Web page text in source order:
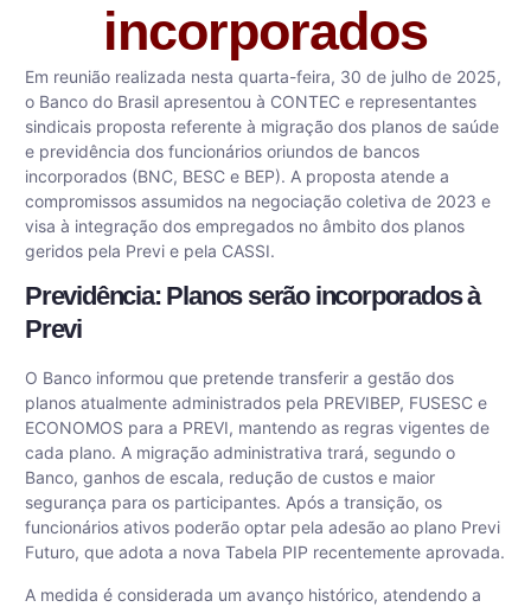
incorporados
Em reunião realizada nesta quarta-feira, 30 de julho de 2025,
o Banco do Brasil apresentou à CONTEC e representantes
sindicais proposta referente à migração dos planos de saúde
e previdência dos funcionários oriundos de bancos
incorporados (BNC, BESC e BEP). A proposta atende a
compromissos assumidos na negociação coletiva de 2023 e
visa à integração dos empregados no âmbito dos planos
geridos pela Previ e pela CASSI.
Previdência: Planos serão incorporados à
Previ
O Banco informou que pretende transferir a gestão dos
planos atualmente administrados pela PREVIBEP, FUSESC e
ECONOMOS para a PREVI, mantendo as regras vigentes de
cada plano. A migração administrativa trará, segundo o
Banco, ganhos de escala, redução de custos e maior
segurança para os participantes. Após a transição, os
funcionários ativos poderão optar pela adesão ao plano Previ
Futuro, que adota a nova Tabela PIP recentemente aprovada.
A medida é considerada um avanço histórico, atendendo a